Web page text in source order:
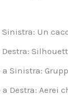
Un
Sinistra:
Destra: Aerei